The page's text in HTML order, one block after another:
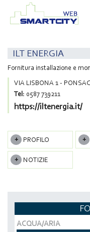
ILT ENERGIA
Fornitura installazione e
VIA LISBONA 1 -
Tel: 0587 739211
https://iltenergia.it/
PROFILO
NOTIZIE
ACQUA/ARIA